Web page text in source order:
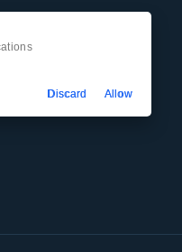
новой
новой
Discard Allow